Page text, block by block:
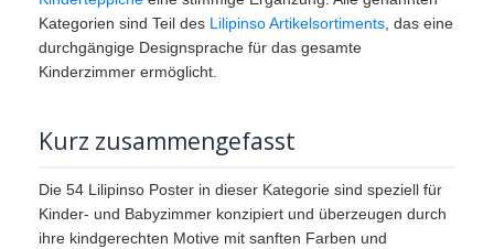
Kategorien sind Teil des Lilipinso Artikelsortiments, das eine
durchgängige Designsprache für das gesamte
Kinderzimmer ermöglicht.
Kurz zusammengefasst
Die 54 Lilipinso Poster in dieser Kategorie sind speziell für
Kinder- und Babyzimmer konzipiert und überzeugen durch
ihre kindgerechten Motive mit sanften Farben und